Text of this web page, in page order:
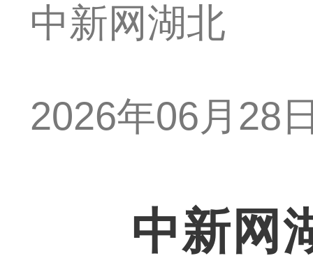
中新网湖北
2026年06月28
中新网